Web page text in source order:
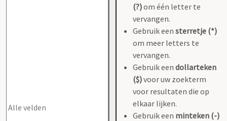
(?)om één letter te
vervangen.
Gebruik een sterretje (*)
om meer letters te
vervangen.
Gebruik een dollarteken
($)voor uw zoekterm
voor resultaten die op
elkaar lijken.
Gebruik een minteken (-)